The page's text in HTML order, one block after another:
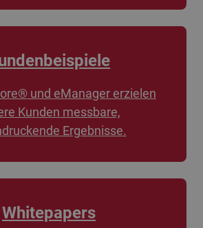
und eManager erzielen
Kunden messbare,
Ergebnisse.
Whitepapers